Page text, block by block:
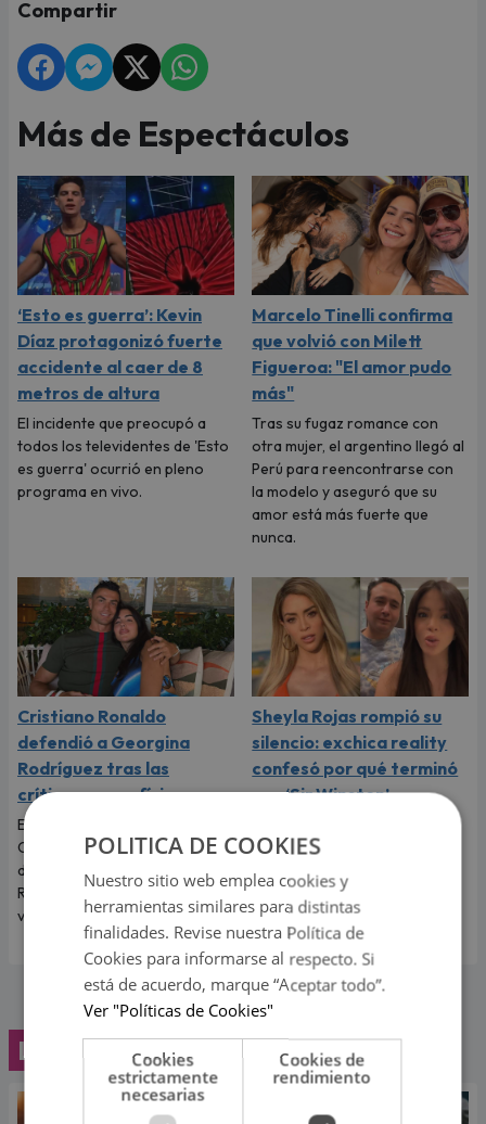
Compartir
Más de Espectáculos
‘Esto es guerra’: Kevin
Díaz protagonizó fuerte
accidente al caer de 8
metros de altura
El incidente que preocupó a
todos los televidentes de 'Esto
es guerra' ocurrió en pleno
programa en vivo.
Marcelo Tinelli confirma
que volvió con Milett
Figueroa: "El amor pudo
más"
Tras su fugaz romance con
otra mujer, el argentino llegó al
Perú para reencontrarse con
la modelo y aseguró que su
amor está más fuerte que
nunca.
Cristiano Ronaldo
defendió a Georgina
Rodríguez tras las
críticas por su físico
El futbolista portugués
Cristiano Ronaldo no dudó en
defender a Georgina
Rodríguez y recordarle lo
valiosa que es.
Sheyla Rojas rompió su
silencio: exchica reality
confesó por qué terminó
con ‘Sir Winston’
La exchica reality Sheyla Rojas
explicó la razón de su ruptura
con el empresario mexicano.
Te contamos todos los
detalles.
Lo último
POLITICA DE COOKIES
Nuestro sitio web emplea cookies y
herramientas similares para distintas
finalidades. Revise nuestra Política de
Cookies para informarse al respecto. Si
está de acuerdo, marque “Aceptar todo”.
Ver "Políticas de Cookies"
Cookies
estrictamente
necesarias
Cookies de
rendimiento